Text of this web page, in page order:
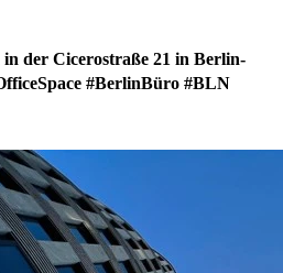
der Cicerostraße 21 in Berlin-
#BerlinBüro #BLN